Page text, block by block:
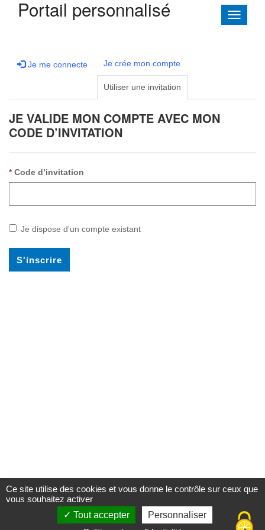
Portail personnalisé
Toggle
Je me connecte Je crée mon compte
Utiliser une invitation
JE VALIDE MON COMPTE AVEC MON
CODE D’INVITATION
Code d’invitation
Je dispose d'un compte existant
S'inscrire
Ce site utilise des cookies et vous donne le contrôle sur ceux que
vous souhaitez activer
Tout accepter
Personnaliser